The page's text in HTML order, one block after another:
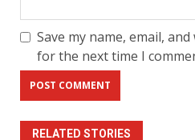
Save my name, email,
for the next time I
RELATED STORIES